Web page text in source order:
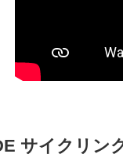
サイクリン